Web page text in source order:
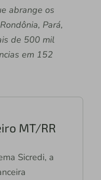
abrange os
Pará,
de 500 mil
em 152
MT/RR
Sicredi, a